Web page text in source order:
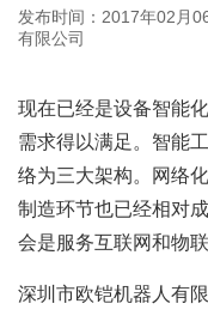
发布时间：2017年02月
有限公司
现在已经是设备智能
需求得以满足。智能
络为三大架构。网络
制造环节也已经相对
会是服务互联网和物
深圳市欧铠机器人有